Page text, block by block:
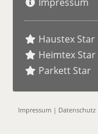
Haustex Star
Heimtex Star
Parkett Star
Impressum | Datenschutz